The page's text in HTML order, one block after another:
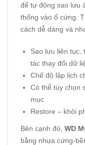
để tự động sao lưu
thống vào ổ cứng.
cách dễ dàng và
Sao lưu liên tục,
tác thay đổi dữ
Chế độ lập lịch
Có thể tùy chọn
mục
Restore – khôi
Bên cạnh đó, WD
bằng nhựa cứng-